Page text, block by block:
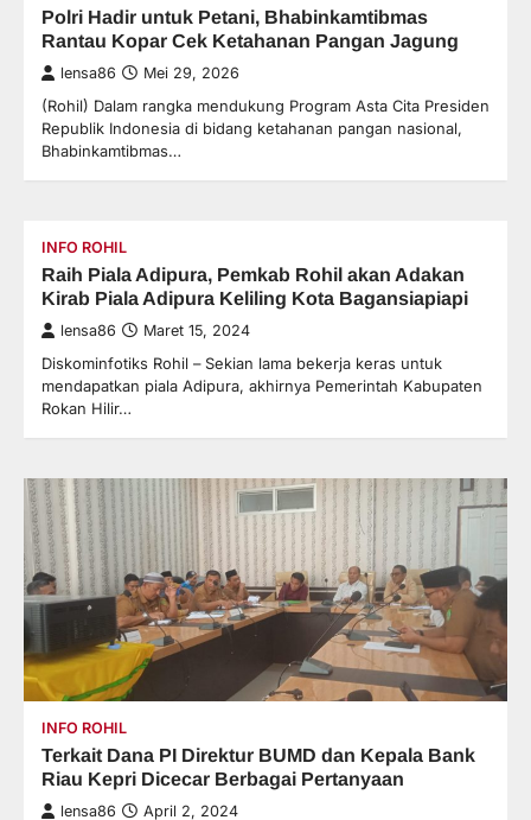
Polri Hadir untuk Petani, Bhabinkamtibmas
Rantau Kopar Cek Ketahanan Pangan Jagung
lensa86 Mei 29, 2026
(Rohil) Dalam rangka mendukung Program Asta Cita Presiden
Republik Indonesia di bidang ketahanan pangan nasional,
Bhabinkamtibmas…
INFO ROHIL
Raih Piala Adipura, Pemkab Rohil akan Adakan
Kirab Piala Adipura Keliling Kota Bagansiapiapi
lensa86 Maret 15, 2024
Diskominfotiks Rohil – Sekian lama bekerja keras untuk
mendapatkan piala Adipura, akhirnya Pemerintah Kabupaten
Rokan Hilir…
INFO ROHIL
Terkait Dana PI Direktur BUMD dan Kepala Bank
Riau Kepri Dicecar Berbagai Pertanyaan
lensa86 April 2, 2024